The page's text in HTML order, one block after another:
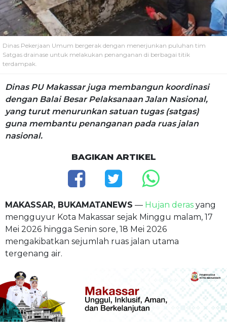
Dinas Pekerjaan Umum bergerak dengan menerjunkan puluhan tim
Satgas drainase untuk melakukan penanganan di berbagai titik
terdampak.
Dinas PU Makassar juga membangun koordinasi
dengan Balai Besar Pelaksanaan Jalan Nasional,
yang turut menurunkan satuan tugas (satgas)
guna membantu penanganan pada ruas jalan
nasional.
BAGIKAN ARTIKEL
MAKASSAR, BUKAMATANEWS — Hujan deras yang
mengguyur Kota Makassar sejak Minggu malam, 17
Mei 2026 hingga Senin sore, 18 Mei 2026
mengakibatkan sejumlah ruas jalan utama
tergenang air.